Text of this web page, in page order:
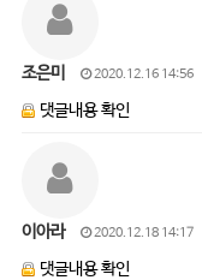
조은미 2020.12.16 14:56
댓글내용 확인
이아라 2020.12.18 14:17
댓글내용 확인